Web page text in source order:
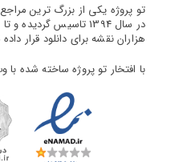
تو پروژه یکی از بزرگ ترین
در سال 1394 تاسیس
هزاران نقشه برای دانلود قرار
با افتخار تو پروژه ساخته شده